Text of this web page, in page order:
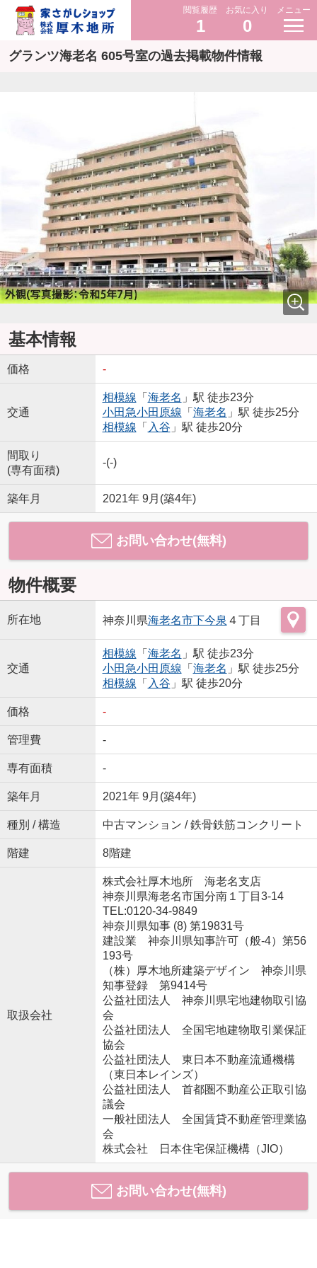
閲覧履歴
1
お気に入り
0
メニュー
グランツ海老名 605号室の過去掲載物件情報
基本情報
価格 -
交通
相模線 「 海老名 」駅 徒歩23分
小田急小田原線 「 海老名 」駅 徒歩25分
相模線 「 入谷 」駅 徒歩20分
間取り
(専有面積)
-(-)
築年月 2021年 9月(築4年)
お問い合わせ(無料)
物件概要
所在地 神奈川県海老名市下今泉 ４丁目
交通
相模線 「 海老名 」駅 徒歩23分
小田急小田原線 「 海老名 」駅 徒歩25分
相模線 「 入谷 」駅 徒歩20分
価格 -
管理費 -
専有面積 -
築年月 2021年 9月(築4年)
種別 / 構造 中古マンション / 鉄骨鉄筋コンクリート
階建 8階建
取扱会社
株式会社厚木地所 海老名支店
神奈川県海老名市国分南１丁目3-14
TEL:0120-34-9849
神奈川県知事 (8) 第19831号
建設業 神奈川県知事許可（般-4）第56
193号
（株）厚木地所建築デザイン 神奈川県
知事登録 第9414号
公益社団法人 神奈川県宅地建物取引協
会
公益社団法人 全国宅地建物取引業保証
協会
公益社団法人 東日本不動産流通機構
（東日本レインズ）
公益社団法人 首都圏不動産公正取引協
議会
一般社団法人 全国賃貸不動産管理業協
会
株式会社 日本住宅保証機構（JIO）
お問い合わせ(無料)